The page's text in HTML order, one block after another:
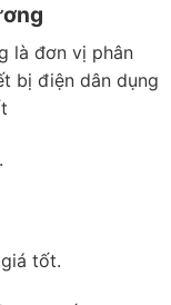
là đơn vị phân
bị điện dân dụng
tốt.